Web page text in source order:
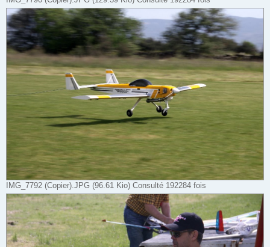
IMG_7792 (Copier).JPG (96.61 Kio) Consulté 192284 fois